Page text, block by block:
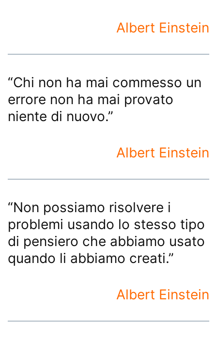
Albert Einstein
“Chi non ha mai commesso un
errore non ha mai provato
niente di nuovo.”
Albert Einstein
“Non possiamo risolvere i
problemi usando lo stesso tipo
di pensiero che abbiamo usato
quando li abbiamo creati.”
Albert Einstein